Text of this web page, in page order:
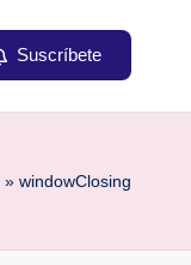
Suscríbete
» windowClosing